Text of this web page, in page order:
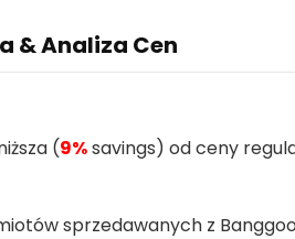
& Analiza Cen
(9%savings) od ceny
sprzedawanych z